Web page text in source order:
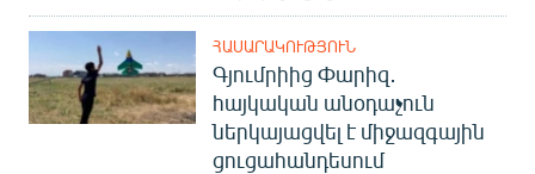
ՀԱՍԱՐԱԿՈՒԹՅՈՒՆ
Գյումրիից Փարիզ․
հայկական անօդաչուն
ներկայացվել է միջազգային
ցուցահանդեսում